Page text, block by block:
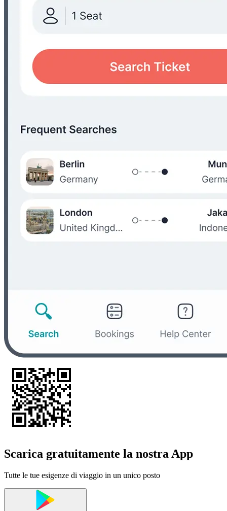
Scarica gratuitamente la nostra App
Tutte le tue esigenze di viaggio in un unico posto